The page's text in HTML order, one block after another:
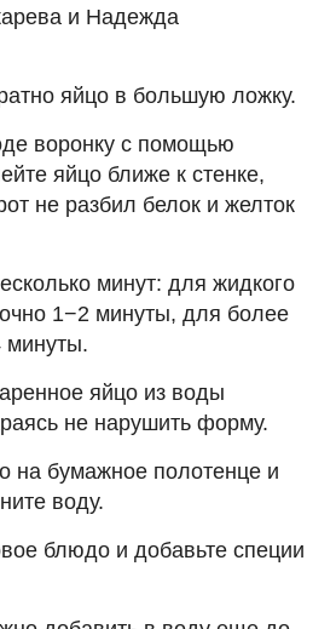
и Надежда
яйцо в большую ложку.
воронку с помощью
яйцо ближе к стенке,
не разбил белок и желток
минут: для жидкого
1−2 минуты, для более
минуты.
яйцо из воды
не нарушить форму.
на бумажное полотенце и
воду.
блюдо и добавьте специи